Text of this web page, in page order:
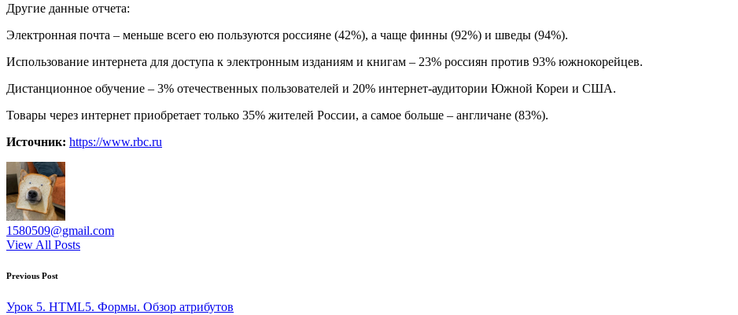
Другие данные отчета:
Электронная почта – меньше всего ею пользуются россияне (42%), а чаще финны (92%) и шведы (94%).
Использование интернета для доступа к электронным изданиям и книгам – 23% россиян против 93% южнокорейцев.
Дистанционное обучение – 3% отечественных пользователей и 20% интернет-аудитории Южной Кореи и США.
Товары через интернет приобретает только 35% жителей России, а самое больше – англичане (83%).
Источник: https://www.rbc.ru
1580509@gmail.com
View All Posts
Post
navigation
Previous Post
Урок 5. HTML5. Формы. Обзор атрибутов